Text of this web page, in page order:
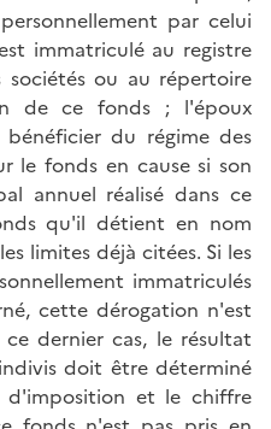
par celui
immatriculé au registre
ou au répertoire
de ce fonds ; l'époux
du régime des
le fonds en cause si son
annuel réalisé dans ce
qu'il détient en nom
limites déjà citées. Si les
immatriculés
cette dérogation n'est
dernier cas, le résultat
doit être déterminé
d'imposition et le chiffre